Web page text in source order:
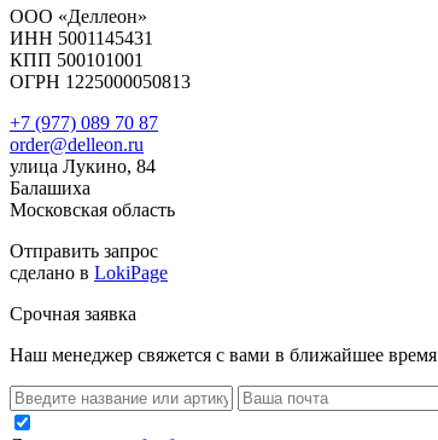
ООО «Деллеон»
ИНН 5001145431
КПП 500101001
ОГРН 1225000050813
+7 (977) 089 70 87
order@delleon.ru
улица Лукино, 84
Балашиха
Московская область
Отправить запрос
сделано в LokiPage
Срочная заявка
Наш менеджер свяжется с вами в ближайшее время